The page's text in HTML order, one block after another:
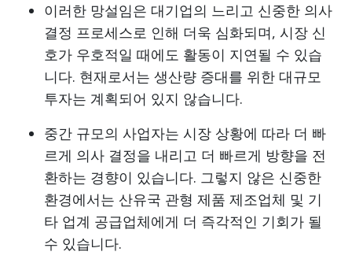
이러한 망설임은 대기업의 느리고 신중한 의사
결정 프로세스로 인해 더욱 심화되며, 시장 신
호가 우호적일 때에도 활동이 지연될 수 있습
니다. 현재로서는 생산량 증대를 위한 대규모
투자는 계획되어 있지 않습니다.
중간 규모의 사업자는 시장 상황에 따라 더 빠
르게 의사 결정을 내리고 더 빠르게 방향을 전
환하는 경향이 있습니다. 그렇지 않은 신중한
환경에서는 산유국 관형 제품 제조업체 및 기
타 업계 공급업체에게 더 즉각적인 기회가 될
수 있습니다.